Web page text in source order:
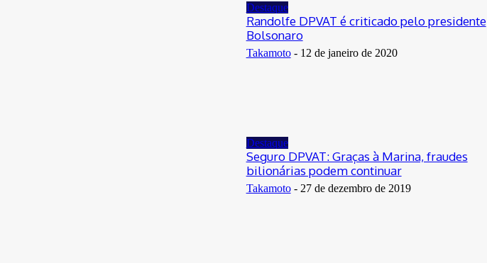
Destaque
Randolfe DPVAT é criticado pelo presidente
Bolsonaro
Takamoto - 12 de janeiro de 2020
Destaque
Seguro DPVAT: Graças à Marina, fraudes
bilionárias podem continuar
Takamoto - 27 de dezembro de 2019